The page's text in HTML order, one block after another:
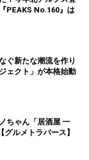
PEAKS No.160』は
ぐ新たな潮流を作り
ェクト」が本格始動
ちゃん「居酒屋 一
ルメトラバース】